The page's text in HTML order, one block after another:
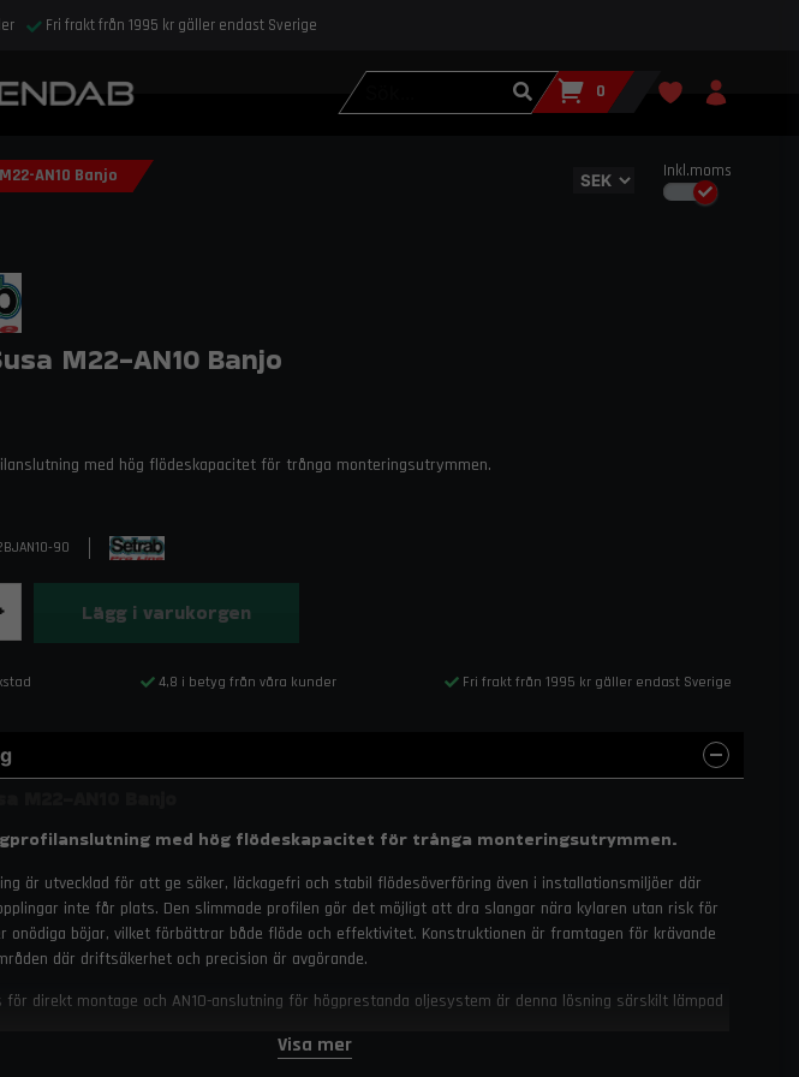
Fri frakt från 1995 kr gäller endast Sverige
Inkl.moms
0
AN10 Banjo
M22-AN10 Banjo
med hög flödeskapacitet för trånga monteringsutrymmen.
90
Lägg i varukorgen
4,8 i betyg från våra kunder Fri frakt från 1995 kr gäller endast Sverige
med hög flödeskapacitet för trånga monteringsutrymmen.
är utvecklad för att ge säker, läckagefri och stabil flödesöverföring även i installationsmiljöer där
inte får plats. Den slimmade profilen gör det möjligt att dra slangar nära kylaren utan risk för
onödiga böjar, vilket förbättrar både flöde och effektivitet. Konstruktionen är framtagen för krävande
där driftsäkerhet och precision är avgörande.
för direkt montage och AN10-anslutning för högprestanda oljesystem är denna lösning särskilt lämpad
av robust materialkvalitet och smart design gör den till ett pålitligt val i både professionella och
Visa mer